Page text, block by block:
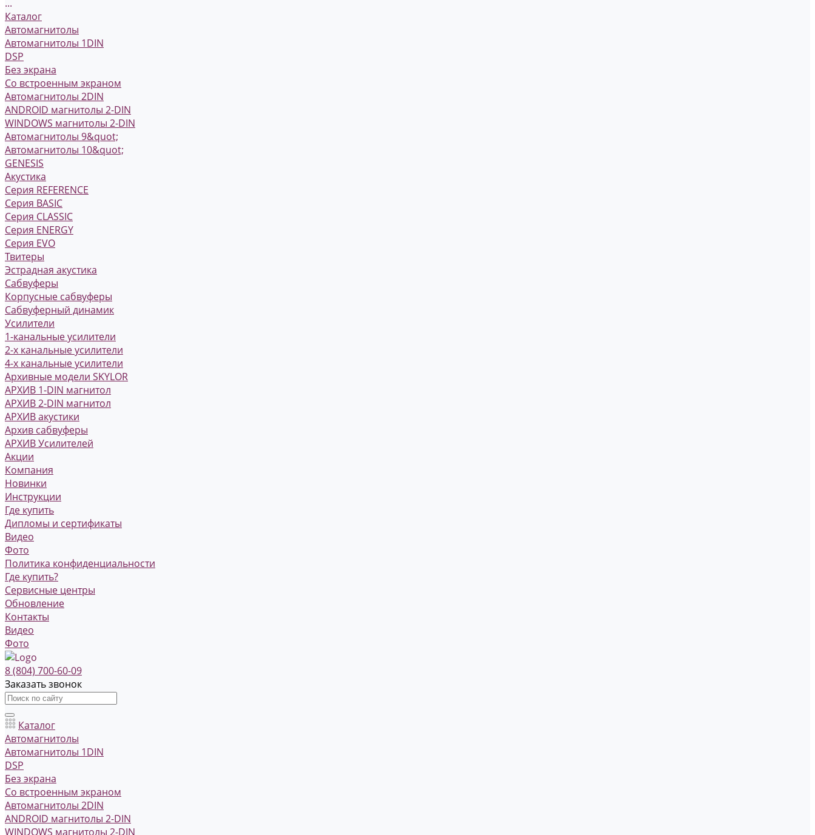
...
Каталог
Автомагнитолы
Автомагнитолы 1DIN
DSP
Без экрана
Со встроенным экраном
Автомагнитолы 2DIN
ANDROID магнитолы 2-DIN
WINDOWS магнитолы 2-DIN
Автомагнитолы 9&quot;
Автомагнитолы 10&quot;
GENESIS
Акустика
Серия REFERENCE
Серия BASIC
Серия CLASSIC
Серия ENERGY
Серия EVO
Твитеры
Эстрадная акустика
Сабвуферы
Корпусные сабвуферы
Сабвуферный динамик
Усилители
1-канальные усилители
2-х канальные усилители
4-х канальные усилители
Архивные модели SKYLOR
АРХИВ 1-DIN магнитол
АРХИВ 2-DIN магнитол
АРХИВ акустики
Архив сабвуферы
АРХИВ Усилителей
Акции
Компания
Новинки
Инструкции
Где купить
Дипломы и сертификаты
Видео
Фото
Политика конфиденциальности
Где купить?
Сервисные центры
Обновление
Контакты
Видео
Фото
8 (804) 700-60-09
Заказать звонок
Каталог
Автомагнитолы
Автомагнитолы 1DIN
DSP
Без экрана
Со встроенным экраном
Автомагнитолы 2DIN
ANDROID магнитолы 2-DIN
WINDOWS магнитолы 2-DIN